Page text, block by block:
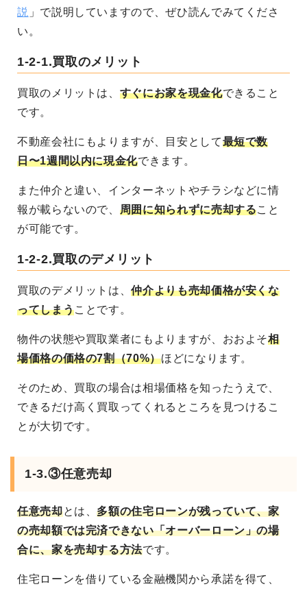
説 」で説明していますので、ぜひ読んでみてくださ
い。
1-2-1.買取のメリット
買取のメリットは、 すぐにお家を現金化できること
です。
不動産会社にもよりますが、目安として最短で数
日〜1週間以内に現金化できます。
また仲介と違い、インターネットやチラシなどに情
報が載らないので、 周囲に知られずに売却すること
が可能です。
1-2-2.買取のデメリット
買取のデメリットは、仲介よりも売却価格が安くな
ってしまうことです。
物件の状態や買取業者にもよりますが、おおよそ相
場価格の価格の7割（70%）ほどになります。
そのため、買取の場合は相場価格を知ったうえで、
できるだけ高く買取ってくれるところを見つけるこ
とが大切です。
1-3.③任意売却
任意売却とは、多額の住宅ローンが残っていて、家
の売却額では完済できない「オーバーローン」の場
合に、家を売却する方法です。
住宅ローンを借りている金融機関から承諾を得て、